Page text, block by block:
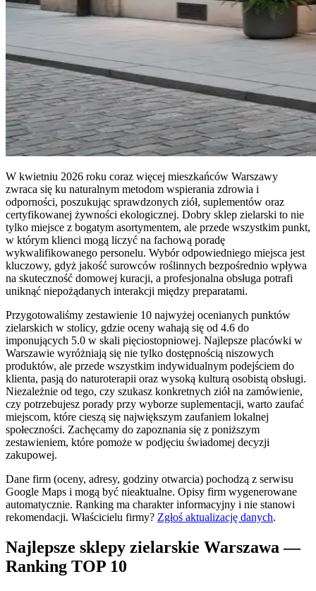
W kwietniu 2026 roku coraz więcej mieszkańców Warszawy
zwraca się ku naturalnym metodom wspierania zdrowia i
odporności, poszukując sprawdzonych ziół, suplementów oraz
certyfikowanej żywności ekologicznej. Dobry sklep zielarski to nie
tylko miejsce z bogatym asortymentem, ale przede wszystkim punkt,
w którym klienci mogą liczyć na fachową poradę
wykwalifikowanego personelu. Wybór odpowiedniego miejsca jest
kluczowy, gdyż jakość surowców roślinnych bezpośrednio wpływa
na skuteczność domowej kuracji, a profesjonalna obsługa potrafi
uniknąć niepożądanych interakcji między preparatami.
Przygotowaliśmy zestawienie 10 najwyżej ocenianych punktów
zielarskich w stolicy, gdzie oceny wahają się od 4.6 do
imponujących 5.0 w skali pięciostopniowej. Najlepsze placówki w
Warszawie wyróżniają się nie tylko dostępnością niszowych
produktów, ale przede wszystkim indywidualnym podejściem do
klienta, pasją do naturoterapii oraz wysoką kulturą osobistą obsługi.
Niezależnie od tego, czy szukasz konkretnych ziół na zamówienie,
czy potrzebujesz porady przy wyborze suplementacji, warto zaufać
miejscom, które cieszą się największym zaufaniem lokalnej
społeczności. Zachęcamy do zapoznania się z poniższym
zestawieniem, które pomoże w podjęciu świadomej decyzji
zakupowej.
Dane firm (oceny, adresy, godziny otwarcia) pochodzą z serwisu
Google Maps i mogą być nieaktualne. Opisy firm wygenerowane
automatycznie. Ranking ma charakter informacyjny i nie stanowi
rekomendacji. Właścicielu firmy? Zgłoś aktualizację danych.
Najlepsze sklepy zielarskie Warszawa —
Ranking TOP 10